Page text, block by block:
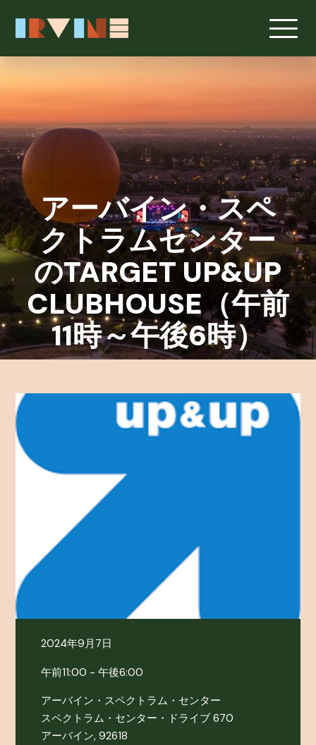
アーバイン・スペ
クトラムセンター
のTARGET UP&UP
CLUBHOUSE（午前
11時～午後6時）
2024年9月7日
午前11:00 - 午後6:00
アーバイン・スペクトラム・センター
スペクトラム・センター・ドライブ 670
アーバイン, 92618